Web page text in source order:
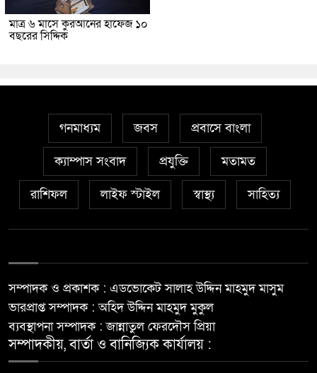
মাত্র ৬ মাসে কুরআনের হাফেজ ১০
বছরের সিদ্দিক
গনমাধ্যম জবস প্রবাসে বাংলা
ক্যাম্পাস সংবাদ প্রযুক্তি মতামত
রাশিফল লাইফ স্টাইল স্বাস্থ্য সাহিত্য
সম্পাদক ও প্রকাশক : এডভোকেট সালাহ উদ্দিন মাহমুদ মাসুম
ভারপ্রাপ্ত সম্পাদক : অহিদ উদ্দিন মাহমুদ মুকুল
ব্যবস্থাপনা সম্পাদক : জান্নাতুল ফেরদৌস প্রিয়া
সম্পাদকীয়, বার্তা ও বানিজ্যিক কার্যালয় :